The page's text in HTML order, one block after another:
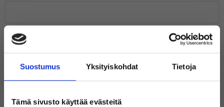
Suostumus Yksityiskohdat Tietoja
Tämä sivusto käyttää evästeitä
Muista minut